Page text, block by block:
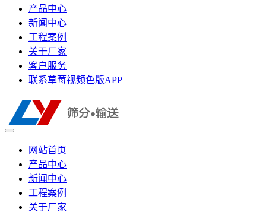
产品中心
新闻中心
工程案例
关于厂家
客户服务
联系草莓视频色版APP
网站首页
产品中心
新闻中心
工程案例
关于厂家